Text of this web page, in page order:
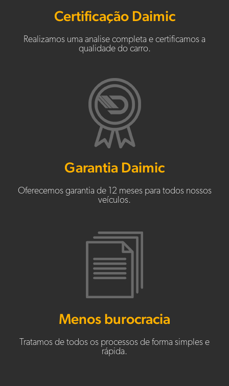
Certificação Daimic
Realizamos uma analise completa e certificamos a
qualidade do carro.
Garantia Daimic
Oferecemos garantia de 12 meses para todos nossos
veículos.
Menos burocracia
Tratamos de todos os processos de forma simples e
rápida.